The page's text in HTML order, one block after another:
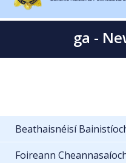
ga -
Beathaisnéisí
Foireann